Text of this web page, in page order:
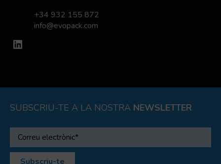
+34 932 155 872
info@evopack.com
LinkedIn
SUBSCRIU-TE A LA NOSTRA NEWSLETTER